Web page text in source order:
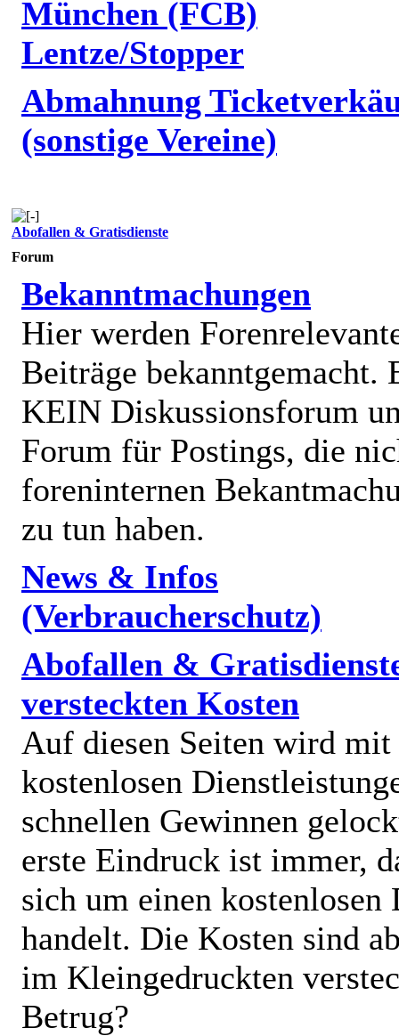
München (FCB)
Lentze/Stopper
Abmahnung
(sonstige Vereine)
Abofallen & Gratisdienste
Forum
Bekanntmachungen
Hier werden
Beiträge bekanntgemacht.
KEIN Diskussionsforum
Forum für Postings, die
foreninternen
zu tun haben.
News & Infos
(Verbraucherschutz)
Abofallen &
versteckten Kosten
Auf diesen Seiten wird mit
kostenlosen
schnellen Gewinnen
erste Eindruck ist immer,
sich um einen kostenlosen
handelt. Die Kosten sind
im Kleingedruckten
Betrug?